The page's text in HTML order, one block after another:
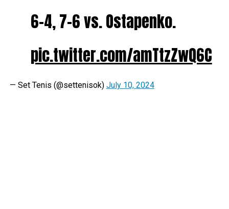
6-4, 7-6 vs. Ostapenko.
pic.twitter.com/amTtzZwQ6C
— Set Tenis (@settenisok) July 10, 2024